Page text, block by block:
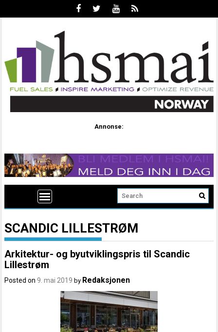
Annonse:
SCANDIC LILLESTRØM
Arkitektur- og byutviklingspris til Scandic
Lillestrøm
Posted on9. mai 2019 by Redaksjonen